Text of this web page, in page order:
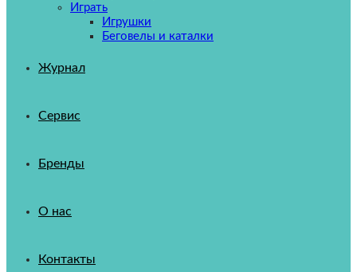
Играть
Игрушки
Беговелы и каталки
Журнал
Сервис
Бренды
О нас
Контакты